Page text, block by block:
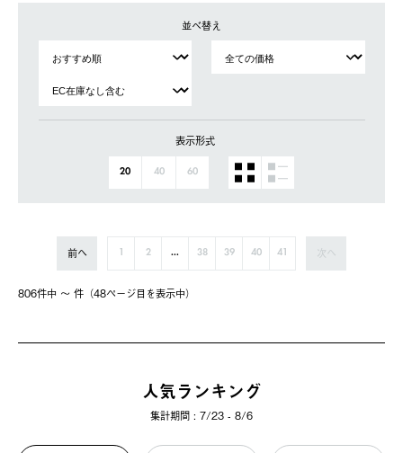
並べ替え
表示形式
20 40 60
806件中 〜 件（48ページ⽬を表⽰中）
前へ 1 2 ... 38 39 40 41 次へ
人気ランキング
集計期間 : 7/23 - 8/6